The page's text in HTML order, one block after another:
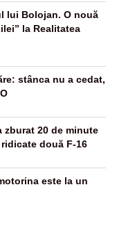
lui Bolojan. O nouă
la Realitatea
stânca nu a cedat,
zburat 20 de minute
două F-16
este la un